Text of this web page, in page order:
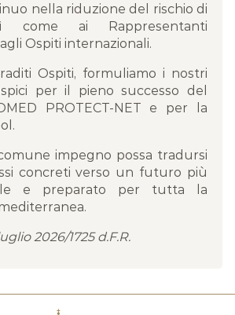
nella riduzione del rischio di
come ai Rappresentanti
Ospiti internazionali.
Ospiti, formuliamo i nostri
per il pieno successo del
PROTECT-NET e per la
impegno possa tradursi
concreti verso un futuro più
e preparato per tutta la
2026/1725 d.F.R.